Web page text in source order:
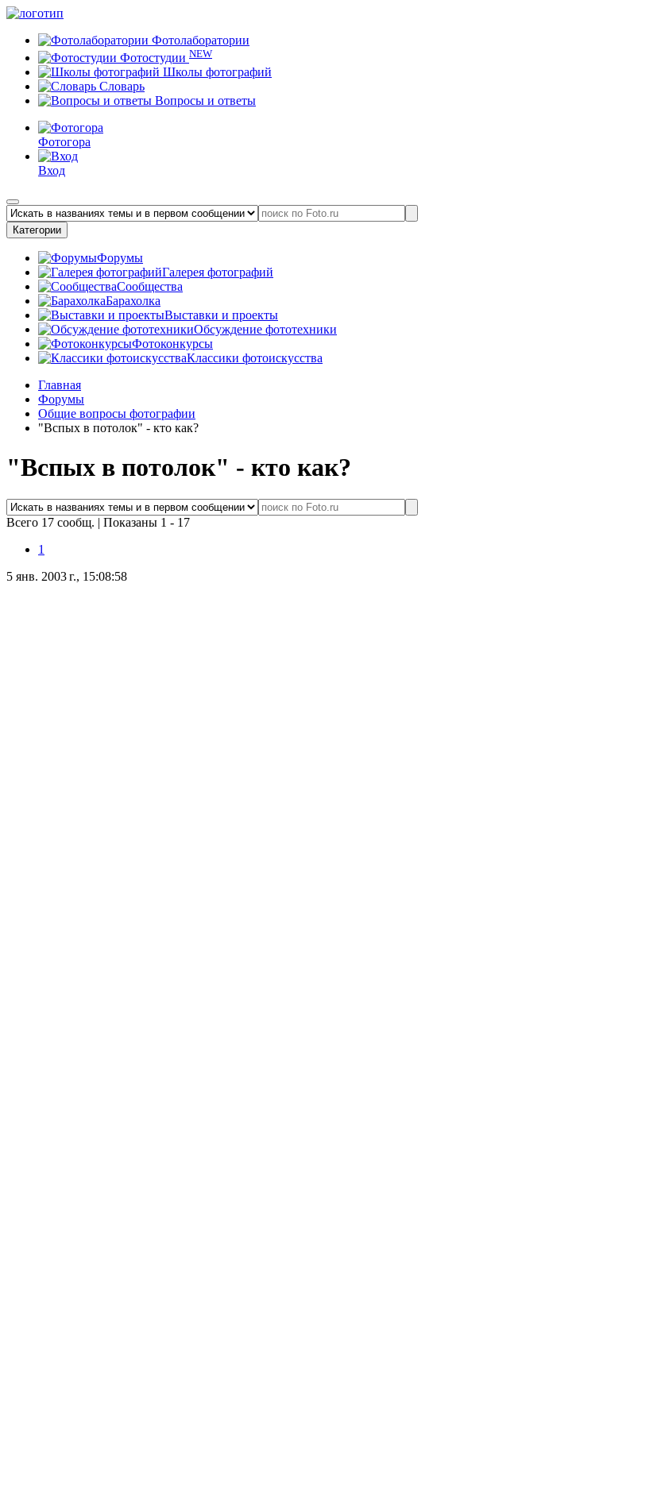
Фотолаборатории
Фотостудии NEW
Школы фотографий
Словарь
Вопросы и ответы
Фотогора
Вход
Категории
Форумы
Галерея фотографий
Сообщества
Барахолка
Выставки и проекты
Обсуждение фототехники
Фотоконкурсы
Классики фотоискусства
Главная
Форумы
Общие вопросы фотографии
"Вспых в потолок" - кто как?
"Вспых в потолок" - кто как?
Всего 17 сообщ. | Показаны 1 - 17
1
5 янв. 2003 г., 15:08:58